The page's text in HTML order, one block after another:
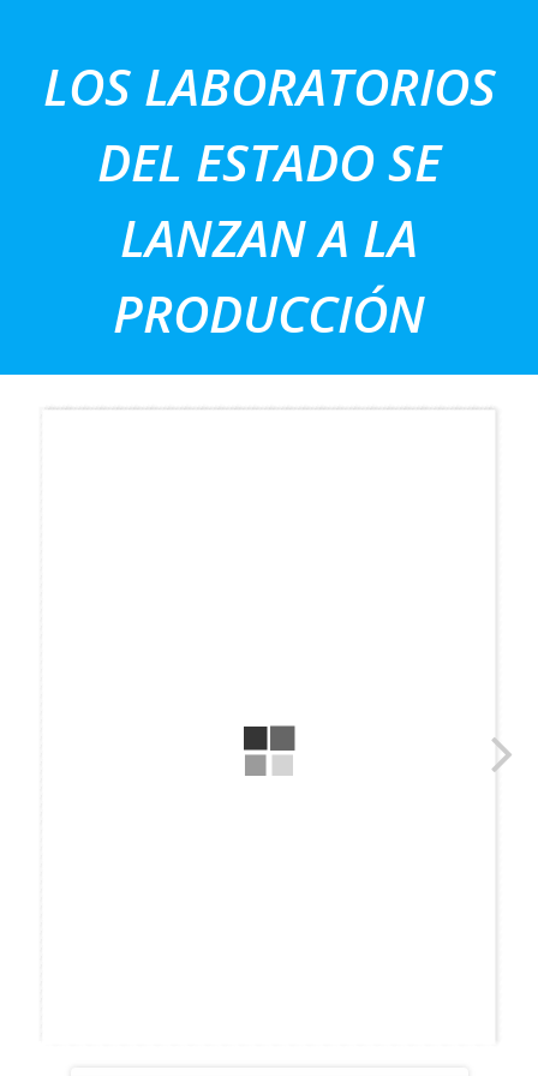
contenido
LOS LABORATORIOS
DEL ESTADO SE
LANZAN A LA
PRODUCCIÓN